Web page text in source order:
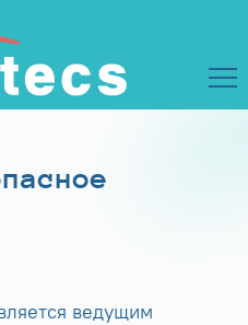
ведущим